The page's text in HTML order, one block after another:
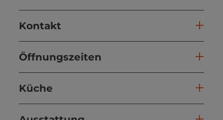
Kontakt
Öffnungszeiten
Küche